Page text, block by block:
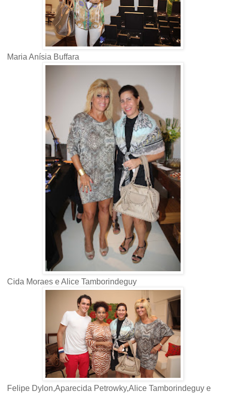
Maria Anísia Buffara
Cida Moraes e Alice Tamborindeguy
Felipe Dylon,Aparecida Petrowky,Alice Tamborindeguy e